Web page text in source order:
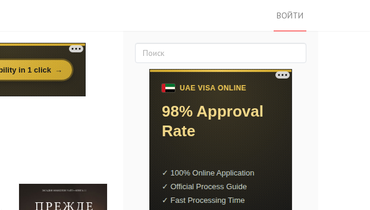
ВОЙТИ